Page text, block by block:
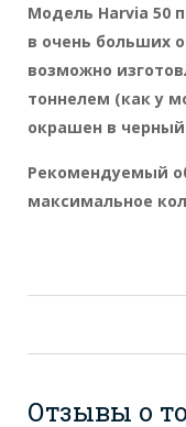
Модель Harvia 50
в очень больших
возможно
тоннелем (как у
окрашен в
Рекомендуемый
максимальное
Отзывы о